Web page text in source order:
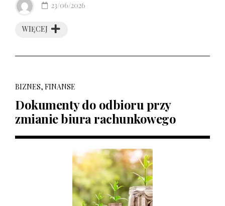
WIĘCEJ
23/06/2026
BIZNES, FINANSE
Dokumenty do odbioru przy
zmianie biura rachunkowego